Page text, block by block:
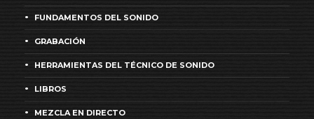
FUNDAMENTOS DEL SONIDO
GRABACIÓN
HERRAMIENTAS DEL TÉCNICO DE SONIDO
LIBROS
MEZCLA EN DIRECTO